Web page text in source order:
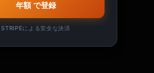
年額 で登録
STRIPEによる安全な決済